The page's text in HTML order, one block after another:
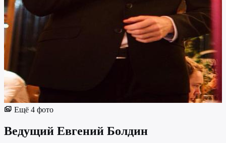
Ещё 4 фото
Ведущий Евгений Болдин